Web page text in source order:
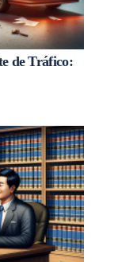
de Tráfico: